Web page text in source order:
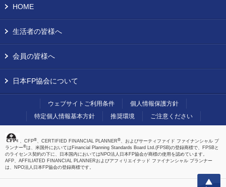
上へ
HOME
生活者の皆様へ
会員の皆様へ
日本FP協会について
ウェブサイトご利用条件
個人情報保護方針
特定個人情報基本方針
推奨環境 ご注意ください
、CFP®、CERTIFIED FINANCIAL PLANNER®、およびサーティファイド ファイナンシャル プ
ランナー®は、米国外においてはFinancial Planning Standards Board Ltd.(FPSB)の登録商標で、FPSBと
のライセンス契約の下に、日本国内においてはNPO法人日本FP協会が商標の使用を認めています。
AFP、AFFILIATED FINANCIAL PLANNERおよびアフィリエイテッド ファイナンシャル プランナー
は、NPO法人日本FP協会の登録商標です。